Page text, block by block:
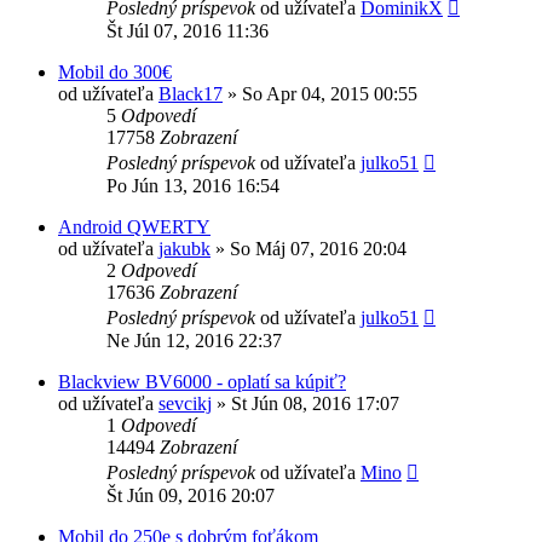
Posledný príspevokod užívateľa DominikX
Št Júl 07, 2016 11:36
Mobil do 300€
od užívateľa Black17 » So Apr 04, 2015 00:55
5 Odpovedí
17758 Zobrazení
Posledný príspevokod užívateľa julko51
Po Jún 13, 2016 16:54
Android QWERTY
od užívateľa jakubk » So Máj 07, 2016 20:04
2 Odpovedí
17636 Zobrazení
Posledný príspevokod užívateľa julko51
Ne Jún 12, 2016 22:37
Blackview BV6000 - oplatí sa kúpiť?
od užívateľa sevcikj » St Jún 08, 2016 17:07
1 Odpovedí
14494 Zobrazení
Posledný príspevokod užívateľa Mino
Št Jún 09, 2016 20:07
Mobil do 250e s dobrým foťákom